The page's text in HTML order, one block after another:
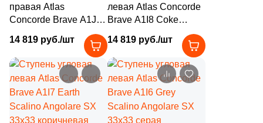
Черный ( 7)
Продолжить поиск в каталоге
правая Atlas
Concorde Brave A1JA
Angolare DX 33х33
бежевая натуральная
под камень
14 819 руб./шт
левая Atlas Concorde
Brave A1I8 Coke
Scalino Angolare SX
33х33 кофейная
натуральная под
камень
14 819 руб./шт